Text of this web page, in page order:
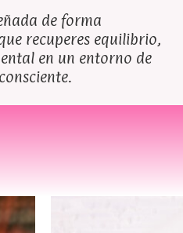
de forma
recuperes equilibrio,
en un entorno de